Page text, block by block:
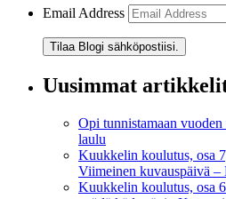
Email Address
Tilaa Blogi sähköpostiisi.
Uusimmat
Opi tunnistamaan
laulu
Kuukkelin koulutus, osa
Viimeinen kuvauspäivä –
Kuukkelin koulutus, osa